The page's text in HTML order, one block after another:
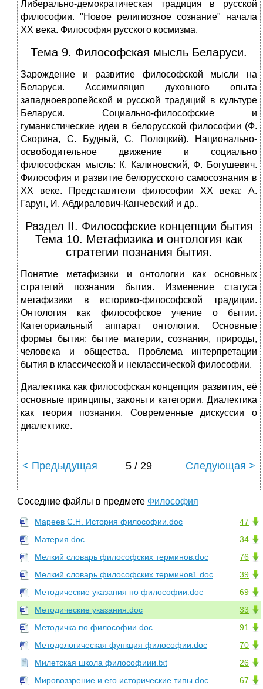
Либерально-демократическая традиция в русской
философии. "Новое религиозное сознание" начала
XX века. Философия русского космизма.
Тема 9. Философская мысль Беларуси.
Зарождение и развитие философской мысли на
Беларуси. Ассимиляция духовного опыта
западноевропейской и русской традиций в культуре
Беларуси. Социально-философские и
гуманистические идеи в белорусской философии (Ф.
Скорина, С. Будный, С. Полоцкий). Национально-
освободительное движение и социально
философская мысль: К. Калиновский, Ф. Богушевич.
Философия и развитие белорусского самосознания в
XX веке. Представители философии XX века: А.
Гарун, И. Абдиралович-Канчевский и др..
Раздел II. Философские концепции бытия
Тема 10. Метафизика и онтология как
стратегии познания бытия.
Понятие метафизики и онтологии как основных
стратегий познания бытия. Изменение статуса
метафизики в историко-философской традиции.
Онтология как философское учение о бытии.
Категориальный аппарат онтологии. Основные
формы бытия: бытие материи, сознания, природы,
человека и общества. Проблема интерпретации
бытия в классической и неклассической философии.
Диалектика как философская концепция развития, её
основные принципы, законы и категории. Диалектика
как теория познания. Современные дискуссии о
диалектике.
< Предыдущая 5 / 29 Следующая >
Соседние файлы в предмете Философия
47
Мареев С.Н. История философии.doc
34
Материя.doc
76
Мелкий словарь философских терминов.doc
39
Мелкий словарь философских терминов1.doc
69
Методические указания по философии.doc
33
Методические указания.doc
91
Методичка по философии.doc
70
Методологическая функция философии.doc
26
Милетская школа философиии.txt
67
Мировоззрение и его исторические типы.doc